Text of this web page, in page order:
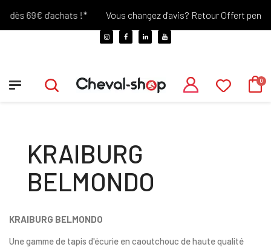
69€ d'achats !* Vous changez d'avis? Retour Offert
KRAIBURG
BELMONDO
KRAIBURG BELMONDO
Une gamme de tapis d'écurie en caoutchouc de haute qualité